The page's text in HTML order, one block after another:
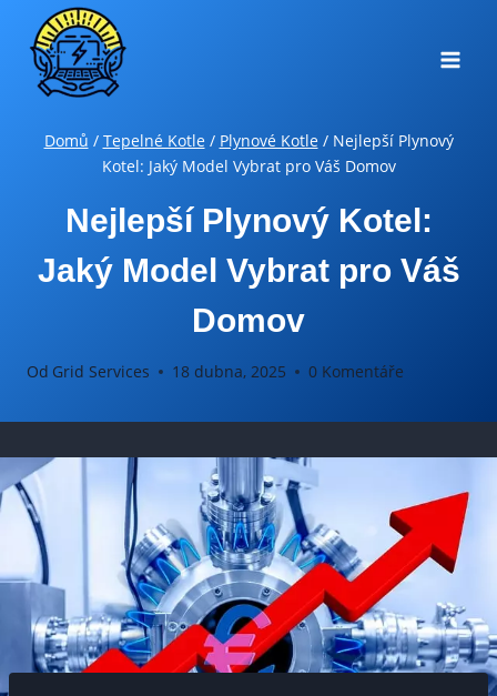
Přeskočit
obsah
Domů / Tepelné Kotle / Plynové Kotle / Nejlepší Plynový
Kotel: Jaký Model Vybrat pro Váš Domov
Nejlepší Plynový Kotel:
Jaký Model Vybrat pro Váš
Domov
Od Grid Services 18 dubna, 2025 0 Komentáře